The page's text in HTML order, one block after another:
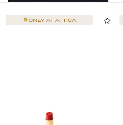
ONLY AT ATTICA